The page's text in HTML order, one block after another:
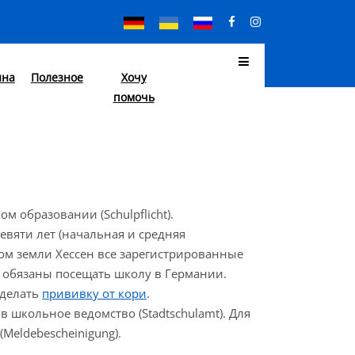
Полезное
Хочу
помочь
образовании (Schulpflicht).
лет (начальная и средняя
земли Хессен все зарегистрированные
посещать школу в Германии.
прививку от кори.
ведомство (Stadtschulamt). Для